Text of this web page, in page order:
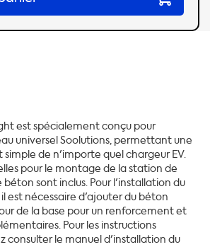
est spécialement conçu pour
universel Soolutions, permettant une
de n'importe quel chargeur EV.
pour le montage de la station de
béton sont inclus. Pour l'installation du
est nécessaire d'ajouter du béton
de la base pour un renforcement et
Pour les instructions
consulter le manuel d'installation du